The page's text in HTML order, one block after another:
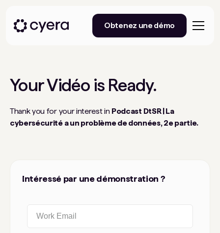
Obtenez une démo
YourVidéois Ready.
Thank you for your interest in Podcast DtSR | La
cybersécurité a un problème de données, 2e partie.
Intéressé par une démonstration ?